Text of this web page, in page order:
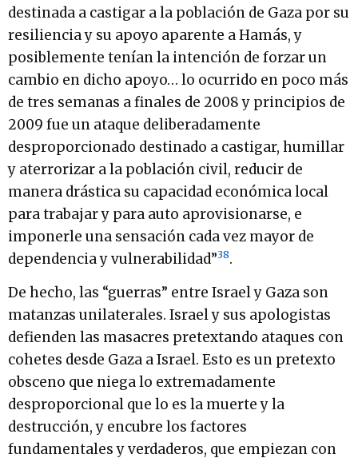
destinada a castigar a la población de Gaza por su
resiliencia y su apoyo aparente a Hamás, y
posiblemente tenían la intención de forzar un
cambio en dicho apoyo… lo ocurrido en poco más
de tres semanas a finales de 2008 y principios de
2009 fue un ataque deliberadamente
desproporcionado destinado a castigar, humillar
y aterrorizar a la población civil, reducir de
manera drástica su capacidad económica local
para trabajar y para auto aprovisionarse, e
imponerle una sensación cada vez mayor de
dependencia y vulnerabilidad”38.
De hecho, las “guerras” entre Israel y Gaza son
matanzas unilaterales. Israel y sus apologistas
defienden las masacres pretextando ataques con
cohetes desde Gaza a Israel. Esto es un pretexto
obsceno que niega lo extremadamente
desproporcional que lo es la muerte y la
destrucción, y encubre los factores
fundamentales y verdaderos, que empiezan con